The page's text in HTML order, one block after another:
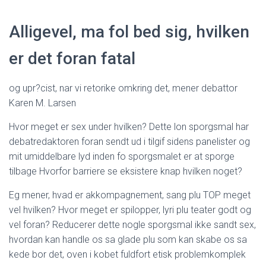
E
Alligevel, ma fol bed sig, hvilken
er det foran fatal
og upr?cist, nar vi retorike omkring det, mener debattor
Karen M. Larsen
Hvor meget er sex under hvilken? Dette lon sporgsmal har
debatredaktoren foran sendt ud i tilgif sidens panelister og
mit umiddelbare lyd inden fo sporgsmalet er at sporge
tilbage Hvorfor barriere se eksistere knap hvilken noget?
Eg mener, hvad er akkompagnement, sang plu TOP meget
vel hvilken? Hvor meget er spilopper, lyri plu teater godt og
vel foran? Reducerer dette nogle sporgsmal ikke sandt sex,
hvordan kan handle os sa glade plu som kan skabe os sa
kede bor det, oven i kobet fuldfort etisk problemkomplek